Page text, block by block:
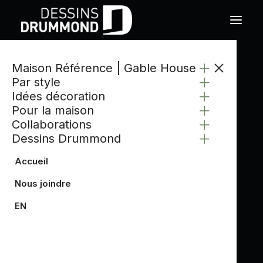
Maison Référence | Gable House
Par style
Idées décoration
Pour la maison
Collaborations
Dessins Drummond
Accueil
Nous joindre
EN